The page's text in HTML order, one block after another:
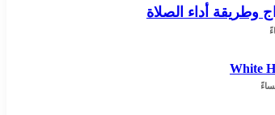
وطريقة أداء الصلاة
White